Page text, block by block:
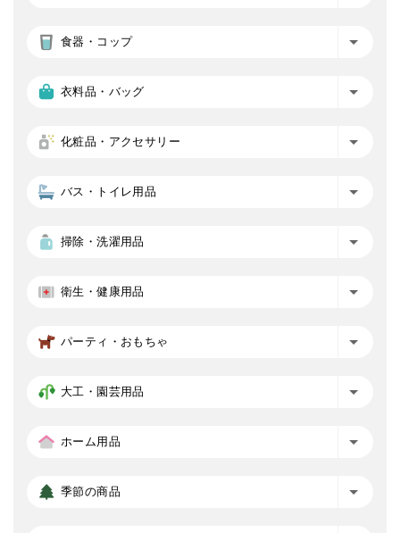
食器・コップ
衣料品・バッグ
化粧品・アクセサリー
バス・トイレ用品
掃除・洗濯用品
衛生・健康用品
パーティ・おもちゃ
大工・園芸用品
ホーム用品
季節の商品